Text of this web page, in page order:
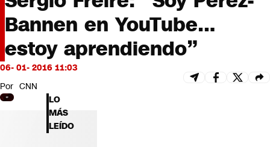
Programas completos
Cultura
Servicios
Bits
CNN Data
CNN tiempo
Futuro 360
Opinión
Bannen en YouTube…
estoy aprendiendo”
06- 01- 2016 11:03
Por CNN
LO
MÁS
LEÍDO